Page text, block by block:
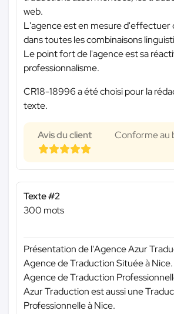
web.
L'agence est en mesure d'effectuer
dans toutes les combinaisons
Le point fort de l'agence est sa
professionnalisme.
CR18-18996 a été choisi pour la
texte.
Avis du client Conforme au
Texte #2
300 mots
Présentation de l'Agence Azur
Agence de Traduction Située à Nice.
Agence de Traduction
Azur Traduction est aussi une
Professionnelle à Nice.